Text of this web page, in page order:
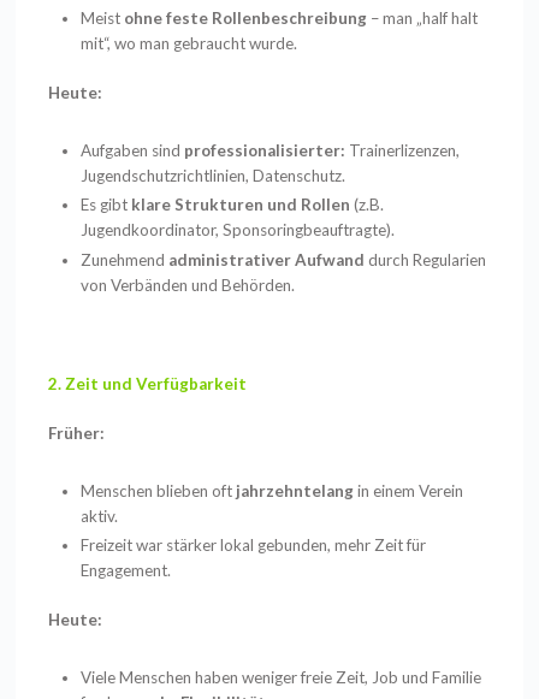
Meist ohne feste Rollenbeschreibung – man „half halt
mit“, wo man gebraucht wurde.
Heute:
Aufgaben sind professionalisierter: Trainerlizenzen,
Jugendschutzrichtlinien, Datenschutz.
Es gibt klare Strukturen und Rollen (z.B.
Jugendkoordinator, Sponsoringbeauftragte).
Zunehmend administrativer Aufwand durch Regularien
von Verbänden und Behörden.
2. Zeit und Verfügbarkeit
Früher:
Menschen blieben oft jahrzehntelangin einem Verein
aktiv.
Freizeit war stärker lokal gebunden, mehr Zeit für
Engagement.
Heute:
Viele Menschen haben weniger freie Zeit, Job und Familie